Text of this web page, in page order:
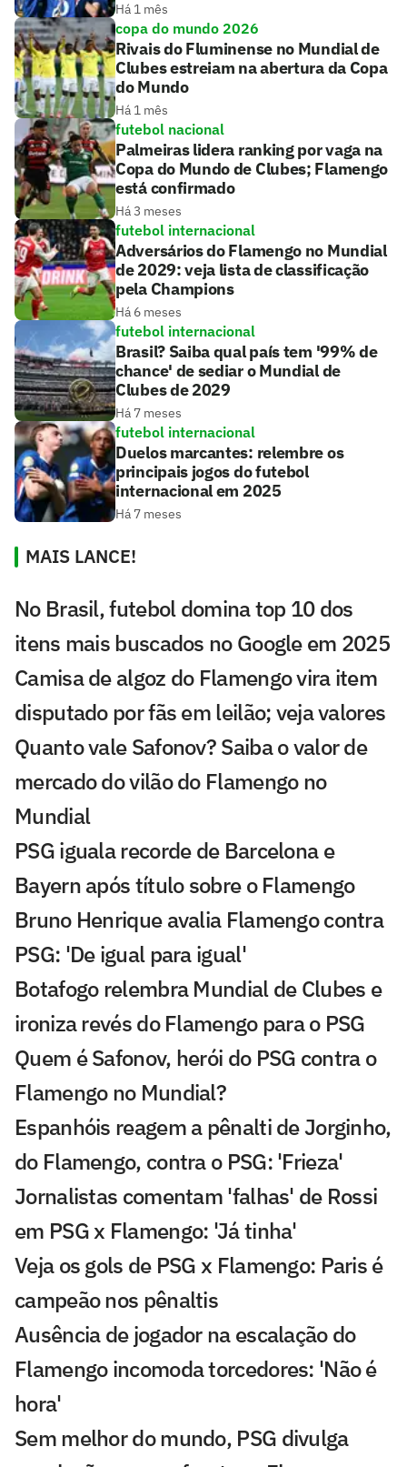
Há 1 mês
copa do mundo 2026
Rivais do Fluminense no Mundial de
Clubes estreiam na abertura da Copa
do Mundo
Há 1 mês
futebol nacional
Palmeiras lidera ranking por vaga na
Copa do Mundo de Clubes; Flamengo
está confirmado
Há 3 meses
futebol internacional
Adversários do Flamengo no Mundial
de 2029: veja lista de classificação
pela Champions
Há 6 meses
futebol internacional
Brasil? Saiba qual país tem '99% de
chance' de sediar o Mundial de
Clubes de 2029
Há 7 meses
futebol internacional
Duelos marcantes: relembre os
principais jogos do futebol
internacional em 2025
Há 7 meses
MAIS LANCE!
No Brasil, futebol domina top 10 dos
itens mais buscados no Google em 2025
Camisa de algoz do Flamengo vira item
disputado por fãs em leilão; veja valores
Quanto vale Safonov? Saiba o valor de
mercado do vilão do Flamengo no
Mundial
PSG iguala recorde de Barcelona e
Bayern após título sobre o Flamengo
Bruno Henrique avalia Flamengo contra
PSG: 'De igual para igual'
Botafogo relembra Mundial de Clubes e
ironiza revés do Flamengo para o PSG
Quem é Safonov, herói do PSG contra o
Flamengo no Mundial?
Espanhóis reagem a pênalti de Jorginho,
do Flamengo, contra o PSG: 'Frieza'
Jornalistas comentam 'falhas' de Rossi
em PSG x Flamengo: 'Já tinha'
Veja os gols de PSG x Flamengo: Paris é
campeão nos pênaltis
Ausência de jogador na escalação do
Flamengo incomoda torcedores: 'Não é
hora'
Sem melhor do mundo, PSG divulga